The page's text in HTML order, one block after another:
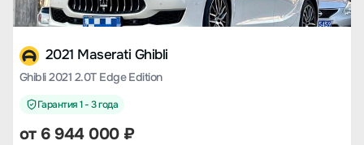
2021 Maserati Ghibli
Ghibli 2021 2.0T Edge Edition
Гарантия 1 - 3 года
от 6 944 000₽